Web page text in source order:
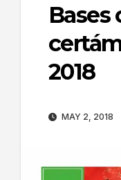
Bases
2018
MAY 2, 2018